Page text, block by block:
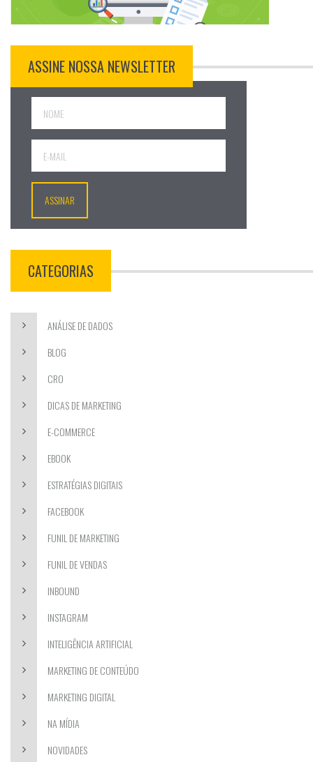
ASSINE NOSSA NEWSLETTER
CATEGORIAS
ANÁLISE DE DADOS
BLOG
CRO
DICAS DE MARKETING
E-COMMERCE
EBOOK
ESTRATÉGIAS DIGITAIS
FACEBOOK
FUNIL DE MARKETING
FUNIL DE VENDAS
INBOUND
INSTAGRAM
INTELIGÊNCIA ARTIFICIAL
MARKETING DE CONTEÚDO
MARKETING DIGITAL
NA MÍDIA
NOVIDADES